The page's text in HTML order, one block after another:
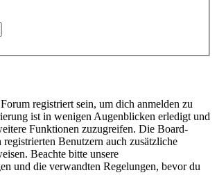
registriert sein, um dich anmelden zu
ist in wenigen Augenblicken erledigt und
Funktionen zuzugreifen. Die Board-
Benutzern auch zusätzliche
Beachte bitte unsere
und die verwandten Regelungen, bevor du